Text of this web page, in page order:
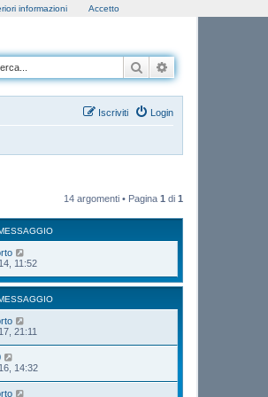
Cerca
Login
Iscriviti
14 argomenti • Pagina 1 di 1
11:52
21:11
14:32
informazioni Accetto